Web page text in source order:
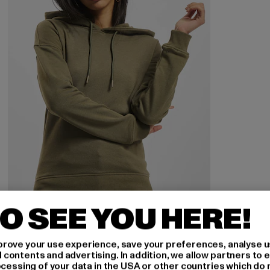
URBAN CLASSICS
Ladies
EUR 15,89
Huidige prijs: EUR 15,89
EUR 29,99Actieprijs: EUR 29,99
SEE YOU HERE!
your use experience, save your preferences, analyse
and advertising. In addition, we allow partners to
of your data in the USA or other countries which do